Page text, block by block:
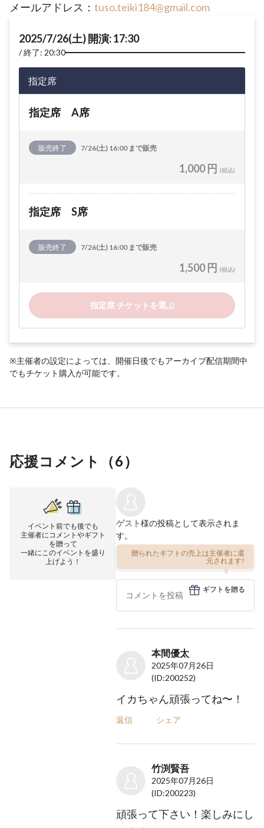
メールアドレス： tuso.teiki184@gmail.com
2025/7/26(土) 開演: 17:30
終了: 20:30
指定席
指定席 A席
販売終了 7/26(土) 16:00 まで販売
1,000 円 (税込)
指定席 S席
販売終了 7/26(土) 16:00 まで販売
1,500 円 (税込)
指定席 チケットを選ぶ
※主催者の設定によっては、開催日後でもアーカイブ配信期間中
でもチケット購入が可能です。
応援コメント（6）
イベント前でも後でも
主催者にコメントやギフト
を贈って
一緒にこのイベントを盛り
上げよう！
ゲスト様の投稿として表示されま
す。
贈られたギフトの売上は主催者に還
元されます!
ギフトを贈る
本間優太
2025年07月26日
(ID:200252)
イカちゃん頑張ってね〜！
返信 シェア
竹渕賢吾
2025年07月26日
(ID:200223)
頑張って下さい！楽しみにし